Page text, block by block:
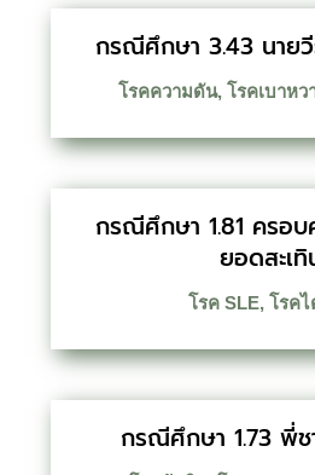
กรณีศึกษา 3.43 นายวี
โรคความดัน, โรคเบาหว
กรณีศึกษา 1.81 ครอ
ยอดสะเทิ
โรค SLE, โรคไ
กรณีศึกษา 1.73 พี่